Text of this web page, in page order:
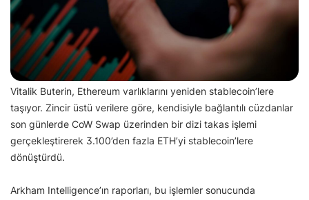
Vitalik Buterin, Ethereum varlıklarını yeniden stablecoin’lere
taşıyor. Zincir üstü verilere göre, kendisiyle bağlantılı cüzdanlar
son günlerde CoW Swap üzerinden bir dizi takas işlemi
gerçekleştirerek 3.100’den fazla ETH’yi stablecoin’lere
dönüştürdü.
Arkham Intelligence’ın raporları, bu işlemler sonucunda